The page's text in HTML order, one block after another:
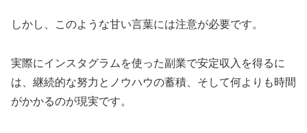
しかし、このような甘い言葉には注意が必要です。
実際にインスタグラムを使った副業で安定収入を得るに
は、継続的な努力とノウハウの蓄積、そして何よりも時間
がかかるのが現実です。